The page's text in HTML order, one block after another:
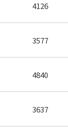
4126
3577
4840
3637